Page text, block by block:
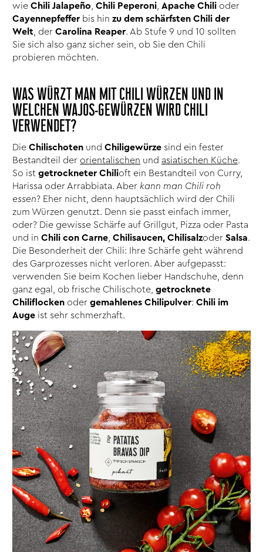
wieChili Jalapeño,Chili Peperoni,Apache Chili oder
Cayennepfeffer bis hinzu dem schärfsten Chili der
Welt, derCarolina Reaper. Ab Stufe 9 und 10 sollten
Sie sich also ganz sicher sein, ob Sie den Chili
probieren möchten.
WAS WÜRZT MAN MIT CHILI WÜRZEN UND IN
WELCHEN WAJOS-GEWÜRZEN WIRD CHILI
VERWENDET?
DieChilischoten undChiligewürze sind ein fester
Bestandteil der orientalischen undasiatischen Küche.
So istgetrockneter Chilioft ein Bestandteil von Curry,
Harissa oder Arrabbiata. Aber kann man Chili roh
essen? Eher nicht, denn hauptsächlich wird der Chili
zum Würzen genutzt. Denn sie passt einfach immer,
oder? Die gewisse Schärfe auf Grillgut, Pizza oder Pasta
und inChili con Carne,Chilisaucen, ChilisalzoderSalsa.
Die Besonderheit der Chili: Ihre Schärfe geht während
des Garprozesses nicht verloren. Aber aufgepasst:
verwenden Sie beim Kochen lieber Handschuhe, denn
ganz egal, ob frische Chilischote,getrocknete
Chiliflocken odergemahlenes Chilipulver:Chili im
Auge ist sehr schmerzhaft.